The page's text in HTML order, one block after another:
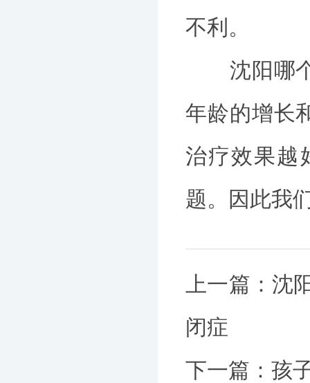
不利。
沈阳哪个
年龄的增长
治疗效果越
题。因此我
上一篇： 沈
闭症
下一篇： 孩